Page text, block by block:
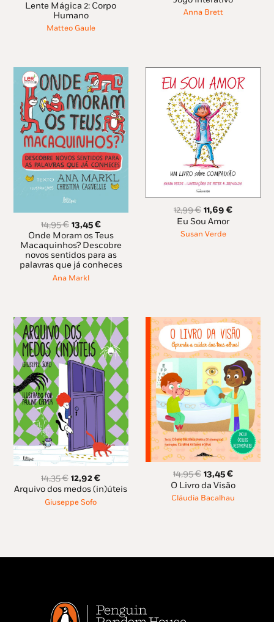
preço
original
era:
preço
Lente Mágica 2: Corpo
Humano
Matteo Gaule
era:
Anna Brett
14,95€ O
preço
original
era:
14,95 €.
13,45€O
preço
atual
é:
13,45 €.
Onde Moram os Teus
Macaquinhos? Descobre
novos sentidos para as
palavras que já conheces
Ana Markl
12,99€ O
preço
original
11,69€O
Eu Sou Amor
Susan Verde
14,35€ O
preço
original
era:
12,92€O
preço
Arquivo dos medos (in)úteis
Giuseppe Sofo
14,95€ O
preço
original
13,45€O
preço
atual
O Livro da Visão
Cláudia Bacalhau